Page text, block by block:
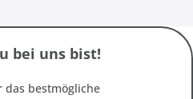
bei uns bist!
das bestmögliche